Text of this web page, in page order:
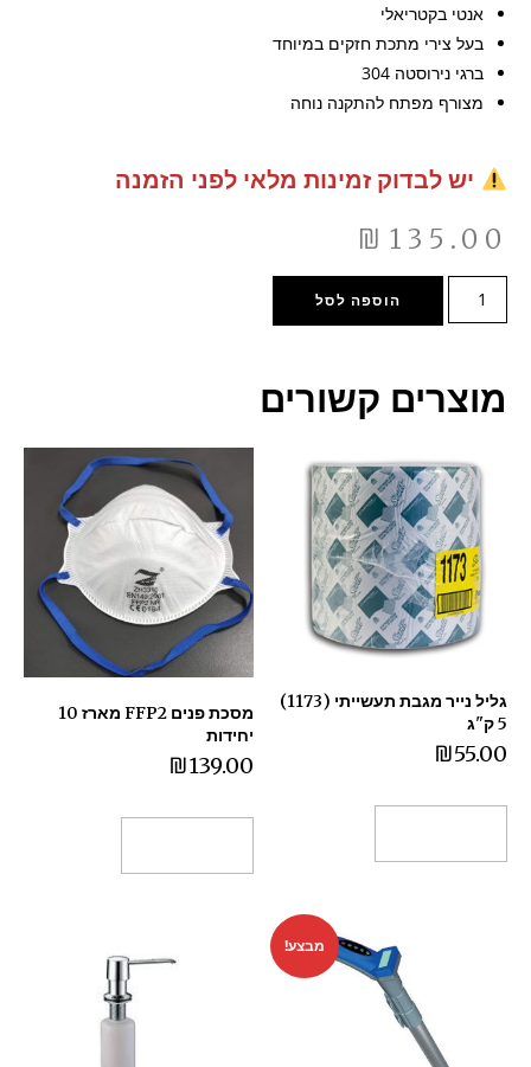
אנטי בקטריאלי
בעל צירי מתכת חזקים במיוחד
ברגי נירוסטה 304
מצורף מפתח להתקנה נוחה
יש לבדוק זמינות מלאי לפני הזמנה
₪ 135.00
הוספה לסל
מוצרים קשורים
גליל נייר מגבת תעשייתי (1173)
5 ק"ג
₪55.00
מסכת פנים FFP2 מארז 10
יחידות
₪139.00
מבצע!